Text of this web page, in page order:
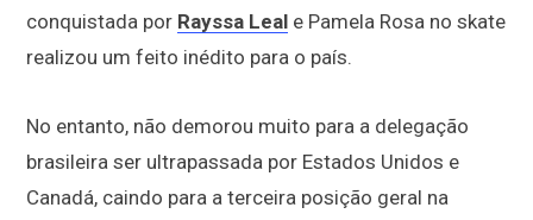
conquistada por Rayssa Leal e Pamela Rosa no skate
realizou um feito inédito para o país.
No entanto, não demorou muito para a delegação
brasileira ser ultrapassada por Estados Unidos e
Canadá, caindo para a terceira posição geral na